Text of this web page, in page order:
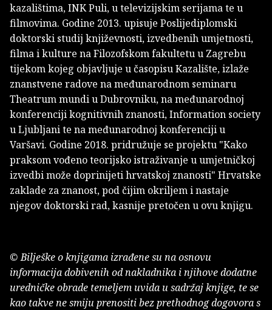
kazalištima, INK Puli, u televizijskim serijama te u
filmovima. Godine 2013. upisuje Poslijediplomski
doktorski studij književnosti, izvedbenih umjetnosti,
filma i kulture na Filozofskom fakultetu u Zagrebu
tijekom kojeg objavljuje u časopisu Kazalište, izlaže
znanstvene radove na međunarodnom seminaru
Theatrum mundi u Dubrovniku, na međunarodnoj
konferenciji kognitivnih znanosti, Information society
u Ljubljani te na međunarodnoj konferenciji u
Varšavi. Godine 2018. pridružuje se projektu "Kako
praksom vođeno teorijsko istraživanje u umjetničkoj
izvedbi može doprinijeti hrvatskoj znanosti" Hrvatske
zaklade za znanost, pod čijim okriljem i nastaje
njegov doktorski rad, kasnije pretočen u ovu knjigu.
© Bilješke o knjigama izrađene su na osnovu
informacija dobivenih od nakladnika i njihove dodatne
uredničke obrade temeljem uvida u sadržaj knjige, te se
kao takve ne smiju prenositi bez prethodnog dogovora s